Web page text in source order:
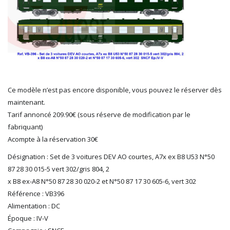
HERKAT
HUMBROL
ITALERI
JOUEF
KOLIBRI
MAKETTE
MARLKIN
MKD
NOREV
NOVATEUR MODELES
PECO
PG mini
PIKO
PN SUD MODELISME
PREISER
PRINCE AUGUST
Ce modèle n’est pas encore disponible, vous pouvez le réserver dès
maintenant.
Tarif annoncé 209.90€ (sous réserve de modification par le
fabriquant)
Acompte à la réservation 30€
Désignation : Set de 3 voitures DEV AO courtes, A7x ex B8 U53 N°50
87 28 30 015-5 vert 302/gris 804, 2
x B8 ex-A8 N°50 87 28 30 020-2 et N°50 87 17 30 605-6, vert 302
Référence : VB396
Alimentation : DC
Époque : IV-V